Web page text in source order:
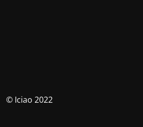
© Iciao 2022